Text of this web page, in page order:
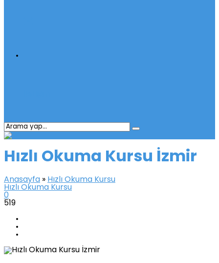
Hızlı Okuma Kursu İzmir
Anasayfa » Hızlı Okuma Kursu
Hızlı Okuma Kursu
0
519